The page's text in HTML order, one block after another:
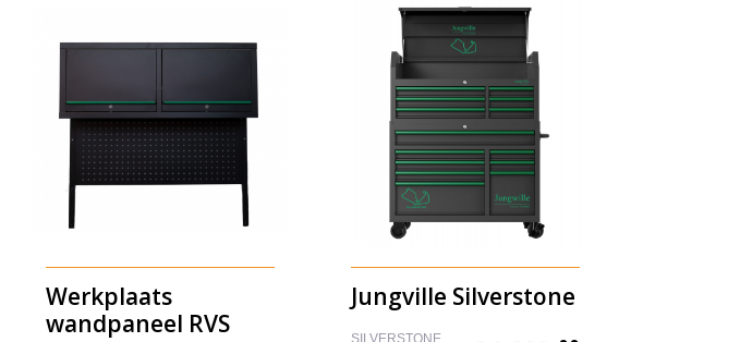
Werkplaats
wandpaneel RVS
Jungville Silverstone
SILVERSTONE